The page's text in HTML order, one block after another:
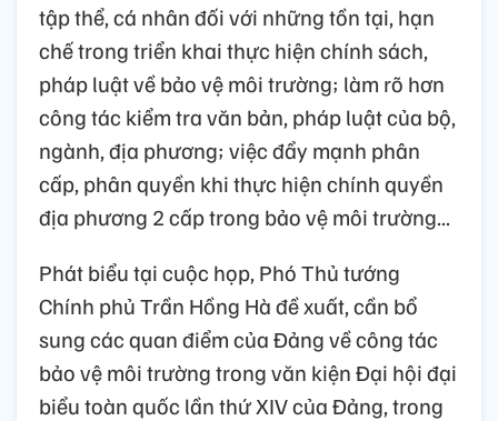
tập thể, cá nhân đối với những tồn tại, hạn
chế trong triển khai thực hiện chính sách,
pháp luật về bảo vệ môi trường; làm rõ hơn
công tác kiểm tra văn bản, pháp luật của bộ,
ngành, địa phương; việc đẩy mạnh phân
cấp, phân quyền khi thực hiện chính quyền
địa phương 2 cấp trong bảo vệ môi trường...
Phát biểu tại cuộc họp, Phó Thủ tướng
Chính phủ Trần Hồng Hà đề xuất, cần bổ
sung các quan điểm của Đảng về công tác
bảo vệ môi trường trong văn kiện Đại hội đại
biểu toàn quốc lần thứ XIV của Đảng, trong